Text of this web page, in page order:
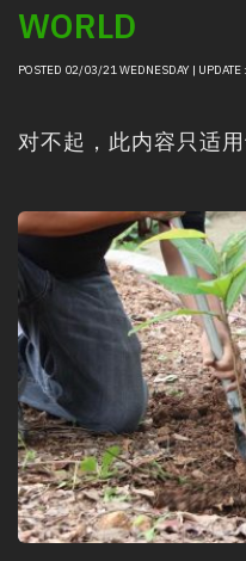
WORLD
POSTED 02/03/21 WEDNESDAY |
对不起，此内容只适